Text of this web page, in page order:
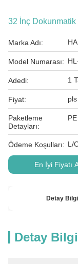
32 İnç Dokunmatik
Marka Adı:
Model Numarası:
Adedi: 1
Fiyat:
Paketleme
Detayları:
Ödeme Koşulları: L/
En İyi Fiyatı
Detay
Detay